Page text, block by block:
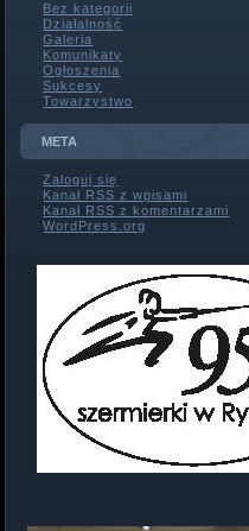
Bez kategorii
Działalność
Galeria
Komunikaty
Ogłoszenia
Sukcesy
Towarzystwo
META
Zaloguj się
Kanał RSS z wpisami
Kanał RSS z komentarzami
WordPress.org